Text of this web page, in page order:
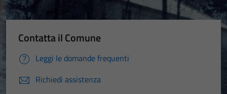
Contatta il Comune
Leggi le domande frequenti
Richiedi assistenza